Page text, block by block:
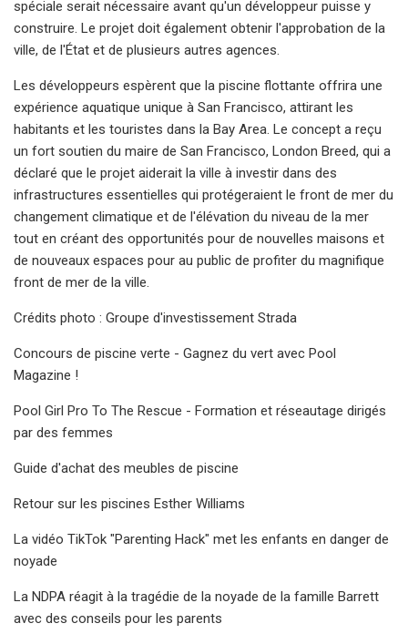
spéciale serait nécessaire avant qu'un développeur puisse y
construire. Le projet doit également obtenir l'approbation de la
ville, de l'État et de plusieurs autres agences.
Les développeurs espèrent que la piscine flottante offrira une
expérience aquatique unique à San Francisco, attirant les
habitants et les touristes dans la Bay Area. Le concept a reçu
un fort soutien du maire de San Francisco, London Breed, qui a
déclaré que le projet aiderait la ville à investir dans des
infrastructures essentielles qui protégeraient le front de mer du
changement climatique et de l'élévation du niveau de la mer
tout en créant des opportunités pour de nouvelles maisons et
de nouveaux espaces pour au public de profiter du magnifique
front de mer de la ville.
Crédits photo : Groupe d'investissement Strada
Concours de piscine verte - Gagnez du vert avec Pool
Magazine !
Pool Girl Pro To The Rescue - Formation et réseautage dirigés
par des femmes
Guide d'achat des meubles de piscine
Retour sur les piscines Esther Williams
La vidéo TikTok "Parenting Hack" met les enfants en danger de
noyade
La NDPA réagit à la tragédie de la noyade de la famille Barrett
avec des conseils pour les parents